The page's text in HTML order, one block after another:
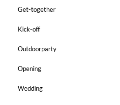
Get-together
Kick-off
Outdoorparty
Opening
Wedding